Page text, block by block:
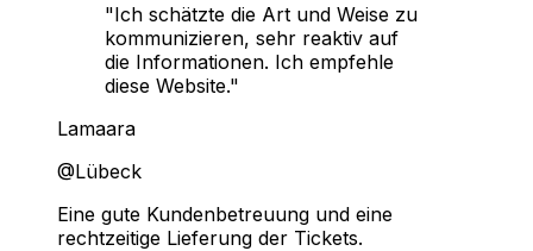
"Ich schätzte die Art und Weise zu
kommunizieren, sehr reaktiv auf
die Informationen. Ich empfehle
diese Website."
Lamaara
@Lübeck
Eine gute Kundenbetreuung und eine
rechtzeitige Lieferung der Tickets.